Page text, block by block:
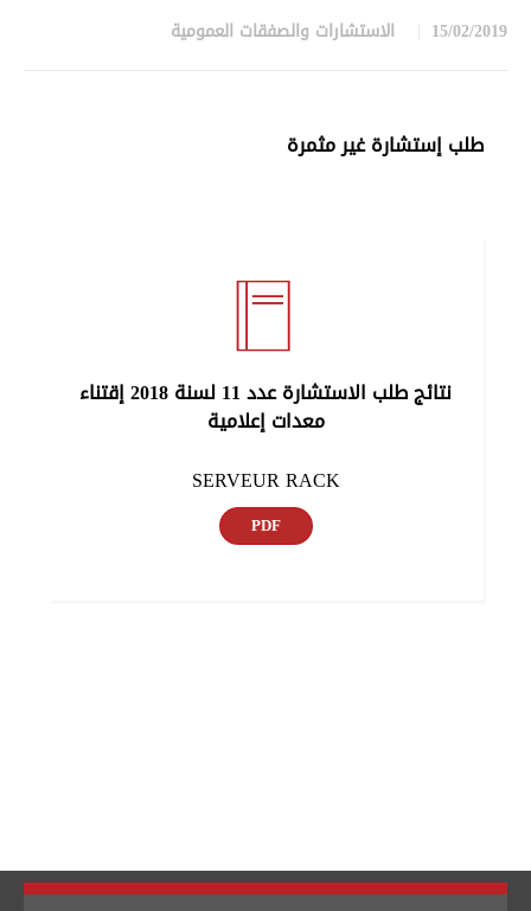
15/02/2019 الاستشارات والصفقات العمومية
طلب إستشارة غير مثمرة
نتائج طلب الاستشارة عدد 11 لسنة 2018 إقتناء
معدات إعلامية
SERVEUR RACK
PDF